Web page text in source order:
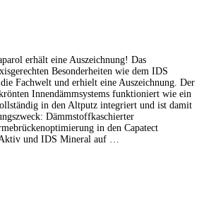
erhält eine Auszeichnung! Das
Besonderheiten wie dem IDS
Fachwelt und erhielt eine Auszeichnung. Der
Innendämmsystems funktioniert wie ein
in den Altputz integriert und ist damit
Dämmstoffkaschierter
in den Capatect
Aktiv und IDS Mineral auf …